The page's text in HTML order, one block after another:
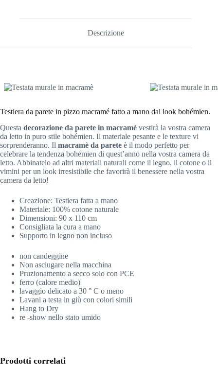
Descrizione
Testiera da parete in pizzo macramé fatto a mano dal look bohémien.
Questa decorazione da parete in macramé vestirà la vostra camera
da letto in puro stile bohémien. Il materiale pesante e le texture vi
sorprenderanno. Il macramè da parete è il modo perfetto per
celebrare la tendenza bohémien di quest’anno nella vostra camera da
letto. Abbinatelo ad altri materiali naturali come il legno, il cotone o il
vimini per un look irresistibile che favorirà il benessere nella vostra
camera da letto!
Creazione: Testiera fatta a mano
Materiale: 100% cotone naturale
Dimensioni: 90 x 110 cm
Consigliata la cura a mano
Supporto in legno non incluso
non candeggine
Non asciugare nella macchina
Pruzionamento a secco solo con PCE
ferro (calore medio)
lavaggio delicato a 30 ° C o meno
Lavani a testa in giù con colori simili
Hang to Dry
re -show nello stato umido
Prodotti correlati